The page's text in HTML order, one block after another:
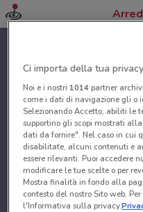
Ci importa della tua privacy
Noi e i nostri 1014partner
come i dati di navigazione gli o
Selezionando Accetto, abiliti le
supportino gli scopi mostrati
dati da fornire". Nel caso in cui
disabilitate, alcuni contenuti e
essere rilevanti. Puoi accedere
modificare le tue scelte o per
Mostra finalità in fondo alla
contesto del nostro Sito web.
l'Informativa sulla privacy.